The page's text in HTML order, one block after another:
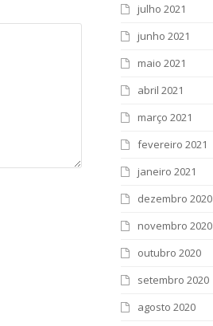
julho 2021
junho 2021
maio 2021
abril 2021
março 2021
fevereiro 2021
janeiro 2021
dezembro 2020
novembro 2020
outubro 2020
setembro 2020
agosto 2020